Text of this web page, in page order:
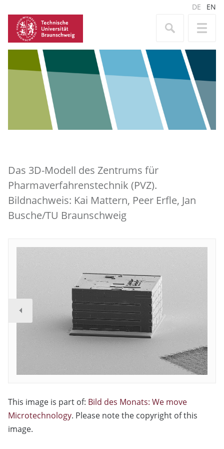
DE EN
Das 3D-Modell des Zentrums für
Pharmaverfahrenstechnik (PVZ).
Bildnachweis: Kai Mattern, Peer Erfle, Jan
Busche/TU Braunschweig
This image is part of: Bild des Monats: We move
Microtechnology. Please note the copyright of this
image.